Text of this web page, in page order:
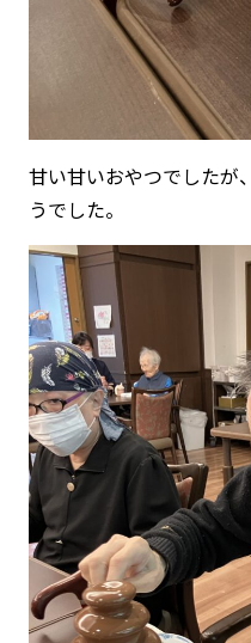
甘い甘いおやつでしたが
うでした。